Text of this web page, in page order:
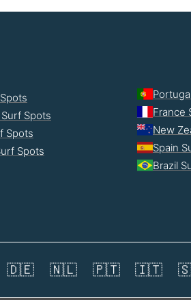
Spots
Spots
Spots
France
New
Spain
Brazil
🇩🇪 🇳🇱 🇵🇹 🇮🇹